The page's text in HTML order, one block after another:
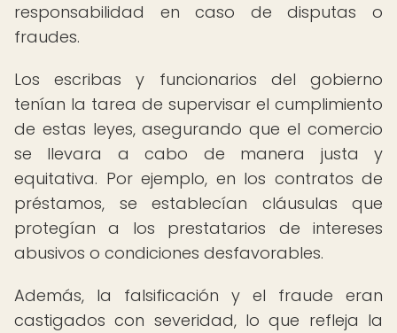
responsabilidad en caso de disputas o
fraudes.
Los escribas y funcionarios del gobierno
tenían la tarea de supervisar el cumplimiento
de estas leyes, asegurando que el comercio
se llevara a cabo de manera justa y
equitativa. Por ejemplo, en los contratos de
préstamos, se establecían cláusulas que
protegían a los prestatarios de intereses
abusivos o condiciones desfavorables.
Además, la falsificación y el fraude eran
castigados con severidad, lo que refleja la